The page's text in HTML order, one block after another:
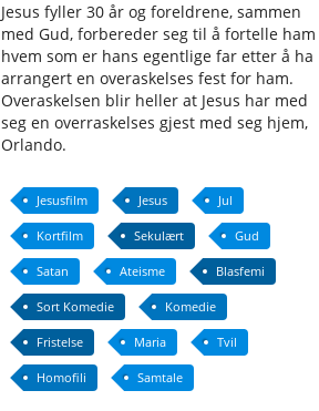
Jesus fyller 30 år og foreldrene, sammen
med Gud, forbereder seg til å fortelle ham
hvem som er hans egentlige far etter å ha
arrangert en overaskelses fest for ham.
Overaskelsen blir heller at Jesus har med
seg en overraskelses gjest med seg hjem,
Orlando.
Jesusfilm Jesus Jul
Kortfilm Sekulært Gud
Satan Ateisme Blasfemi
Sort Komedie Komedie
Fristelse Maria Tvil
Homofili Samtale